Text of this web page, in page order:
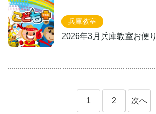
兵庫教室
2026年3月兵庫教室お便り
1 2 次へ